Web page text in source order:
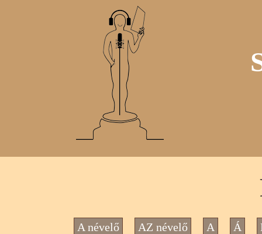
A névelő AZ névelő A Á